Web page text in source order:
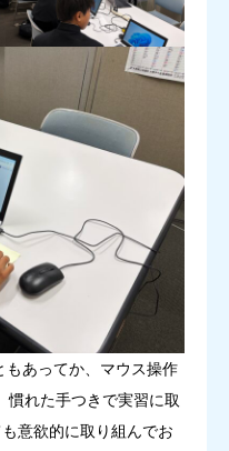
あってか、マウス操作
慣れた手つきで実習に取
意欲的に取り組んでお